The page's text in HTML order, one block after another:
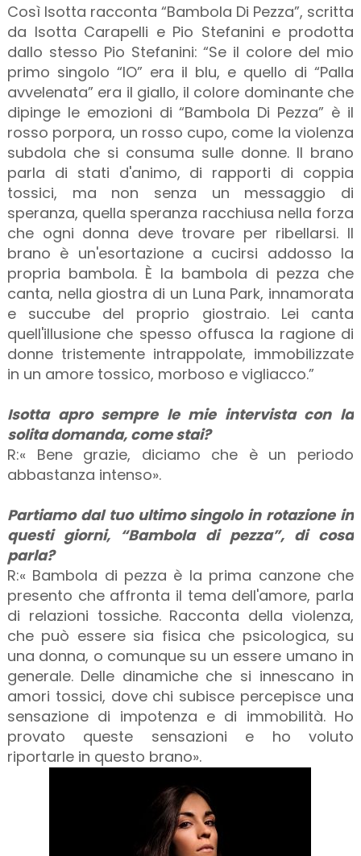
Così Isotta racconta “Bambola Di Pezza”, scritta
da Isotta Carapelli e Pio Stefanini e prodotta
dallo stesso Pio Stefanini: “Se il colore del mio
primo singolo “IO” era il blu, e quello di “Palla
avvelenata” era il giallo, il colore dominante che
dipinge le emozioni di “Bambola Di Pezza” è il
rosso porpora, un rosso cupo, come la violenza
subdola che si consuma sulle donne. Il brano
parla di stati d'animo, di rapporti di coppia
tossici, ma non senza un messaggio di
speranza, quella speranza racchiusa nella forza
che ogni donna deve trovare per ribellarsi. Il
brano è un'esortazione a cucirsi addosso la
propria bambola. È la bambola di pezza che
canta, nella giostra di un Luna Park, innamorata
e succube del proprio giostraio. Lei canta
quell'illusione che spesso offusca la ragione di
donne tristemente intrappolate, immobilizzate
in un amore tossico, morboso e vigliacco.”
Isotta apro sempre le mie intervista con la
solita domanda, come stai?
R:« Bene grazie, diciamo che è un periodo
abbastanza intenso».
Partiamo dal tuo ultimo singolo in rotazione in
questi giorni, “Bambola di pezza”, di cosa
parla?
R:« Bambola di pezza è la prima canzone che
presento che affronta il tema dell'amore, parla
di relazioni tossiche. Racconta della violenza,
che può essere sia fisica che psicologica, su
una donna, o comunque su un essere umano in
generale. Delle dinamiche che si innescano in
amori tossici, dove chi subisce percepisce una
sensazione di impotenza e di immobilità. Ho
provato queste sensazioni e ho voluto
riportarle in questo brano».